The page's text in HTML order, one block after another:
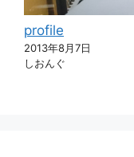
profile
2013年8月7日
しおんぐ